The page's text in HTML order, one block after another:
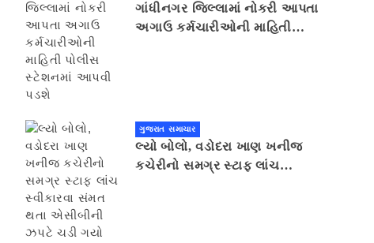
ગાંધીનગર જિલ્લામાં નોકરી આપતા
અગાઉ કર્મચારીઓની માહિતી
ગુજરાત સમાચાર
લ્યો બોલો, વડોદરા ખાણ ખનીજ
કચેરીનો સમગ્ર સ્ટાફ લાંચ